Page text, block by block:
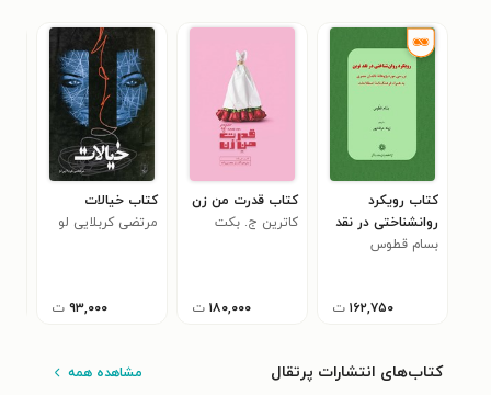
کتاب رویکرد
روانشناختی در نقد
نوین
بسام قطوس
۱۶۲,۷۵۰ ت
کتاب قدرت من زن
کاترین ج. بکت
۱۸۰,۰۰۰ ت
کتاب خیالات
مرتضی کربلایی لو
۹۳,۰۰۰ ت
کتاب‌های انتشارات پرتقال مشاهده همه